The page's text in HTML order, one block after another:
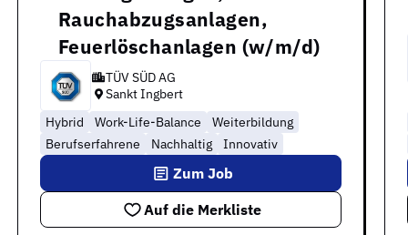
Rauchabzugsanlagen,
Feuerlöschanlagen (w/m/d)
TÜV SÜD AG
Sankt Ingbert
Hybrid
Work-Life-Balance
Weiterbildung
Berufserfahrene
Nachhaltig Innovativ
Auf die Merkliste
Zum Job